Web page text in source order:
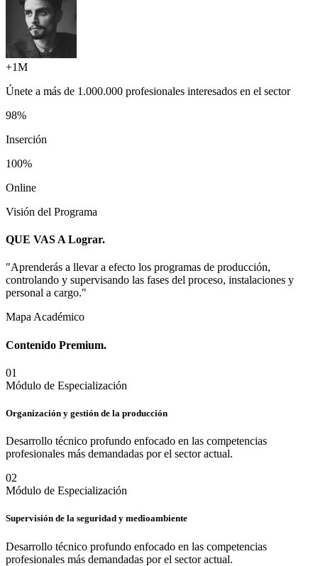
+1M
Únete a más de 1.000.000 profesionales interesados en el sector
98%
Inserción
100%
Online
Visión del Programa
QUE VAS A Lograr.
"Aprenderás a llevar a efecto los programas de producción,
controlando y supervisando las fases del proceso, instalaciones y
personal a cargo."
Mapa Académico
Contenido Premium.
01
Módulo de Especialización
Organización y gestión de la producción
Desarrollo técnico profundo enfocado en las competencias
profesionales más demandadas por el sector actual.
02
Módulo de Especialización
Supervisión de la seguridad y medioambiente
Desarrollo técnico profundo enfocado en las competencias
profesionales más demandadas por el sector actual.